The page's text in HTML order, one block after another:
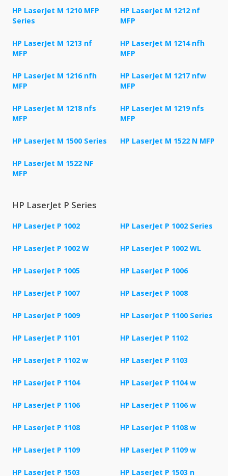
HP LaserJet M 1210 MFP
Series
HP LaserJet M 1212 nf
MFP
HP LaserJet M 1213 nf
MFP
HP LaserJet M 1214 nfh
MFP
HP LaserJet M 1216 nfh
MFP
HP LaserJet M 1217 nfw
MFP
HP LaserJet M 1218 nfs
MFP
HP LaserJet M 1219 nfs
MFP
HP LaserJet M 1500 Series HP LaserJet M 1522 N MFP
HP LaserJet M 1522 NF
MFP
HP LaserJet P Series
HP LaserJet P 1002 HP LaserJet P 1002 Series
HP LaserJet P 1002 W HP LaserJet P 1002 WL
HP LaserJet P 1005 HP LaserJet P 1006
HP LaserJet P 1007 HP LaserJet P 1008
HP LaserJet P 1009 HP LaserJet P 1100 Series
HP LaserJet P 1101 HP LaserJet P 1102
HP LaserJet P 1102 w HP LaserJet P 1103
HP LaserJet P 1104 HP LaserJet P 1104 w
HP LaserJet P 1106 HP LaserJet P 1106 w
HP LaserJet P 1108 HP LaserJet P 1108 w
HP LaserJet P 1109 HP LaserJet P 1109 w
HP LaserJet P 1503 HP LaserJet P 1503 n